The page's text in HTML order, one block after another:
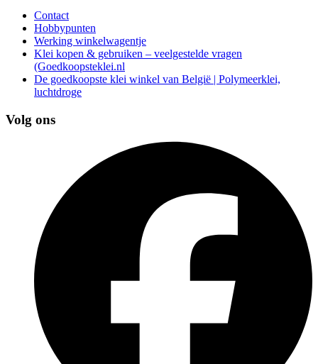
Contact
Hobbypunten
Werking winkelwagentje
Klei kopen & gebruiken – veelgestelde vragen
(Goedkoopsteklei.nl
De goedkoopste klei winkel van België | Polymeerklei,
luchtdroge
Volg ons